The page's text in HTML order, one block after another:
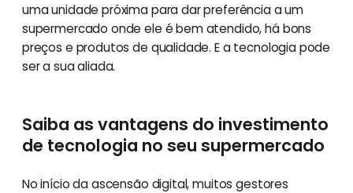
uma unidade próxima para dar preferência a um
supermercado onde ele é bem atendido, há bons
preços e produtos de qualidade. E a tecnologia pode
ser a sua aliada.
Saiba as vantagens do investimento
de tecnologia no seu supermercado
No início da ascensão digital, muitos gestores